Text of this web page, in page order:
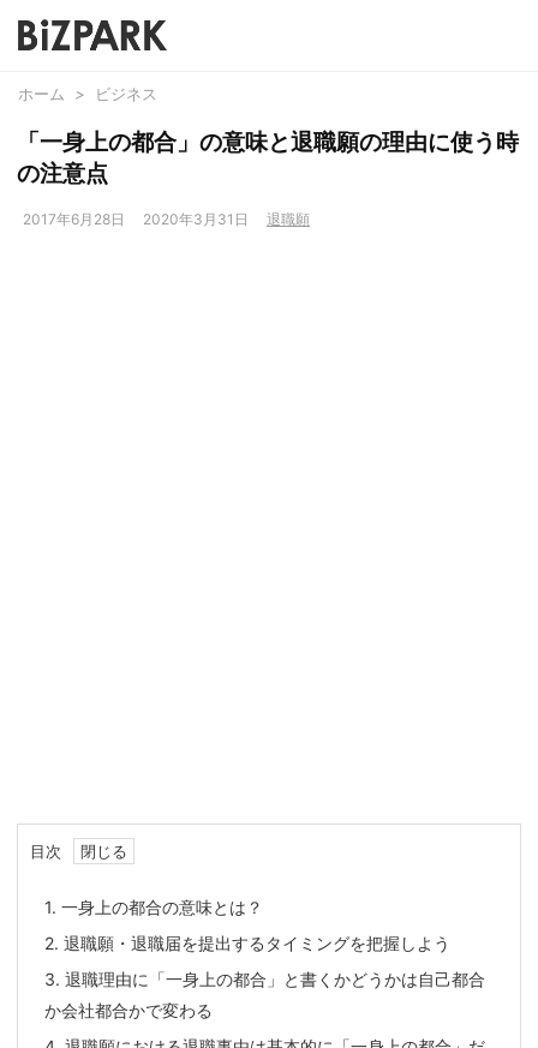
ホーム > ビジネス
「一身上の都合」の意味と退職願の理由に使う時
の注意点
2017年6月28日 2020年3月31日 退職願
目次
1. 一身上の都合の意味とは？
2. 退職願・退職届を提出するタイミングを把握しよう
3. 退職理由に「一身上の都合」と書くかどうかは自己都合
か会社都合かで変わる